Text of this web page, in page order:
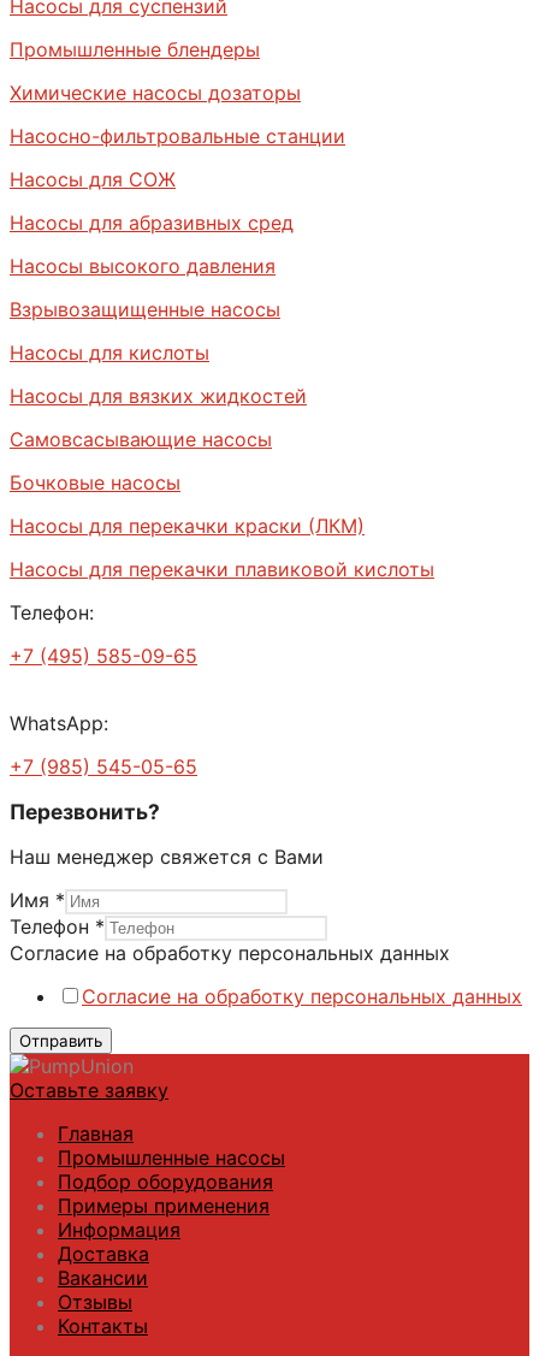
Насосы для суспензий
Промышленные блендеры
Химические насосы дозаторы
Насосно-фильтровальные станции
Насосы для СОЖ
Насосы для абразивных сред
Насосы высокого давления
Взрывозащищенные насосы
Насосы для кислоты
Насосы для вязких жидкостей
Самовсасывающие насосы
Бочковые насосы
Насосы для перекачки краски (ЛКМ)
Насосы для перекачки плавиковой кислоты
Телефон:
+7 (495) 585-09-65
WhatsApp:
+7 (985) 545-05-65
Перезвонить?
Наш менеджер свяжется с Вами
Имя *
Телефон *
Согласие на обработку персональных данных
Согласие на обработку персональных данных
Отправить
Оставьте заявку
Главная
Промышленные насосы
Подбор оборудования
Примеры применения
Информация
Доставка
Вакансии
Отзывы
Контакты